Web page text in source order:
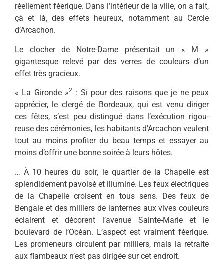
réellement féerique. Dans l’inté­rieur de la ville, on a fait,
çà et là, des effets heureux, notamment au Cercle
d’Arcachon.
Le clocher de Notre-Dame pré­sentait un « M »
gigantesque re­levé par des verres de couleurs d’un
effet très gracieux.
« La Gironde »2 : Si pour des raisons que je ne peux
apprécier, le clergé de Bordeaux, qui est venu diriger
ces fêtes, s’est peu distingué dans l’exécution rigou­
reuse des cérémonies, les habi­tants d’Arcachon veulent
tout au moins profiter du beau temps et essayer au
moins d’offrir une bon­ne soirée à leurs hôtes.
… À 10 heures du soir, le quar­tier de la Chapelle est
splendide­ment pavoisé et illuminé. Les feux électriques
de la Chapelle croisent en tous sens. Des feux de
Bengale et des milliers de lanternes aux vives couleurs
éclairent et décorent l’avenue Sainte-Marie et le
boulevard de l’Océan. L’aspect est vraiment féerique.
Les prome­neurs circulent par milliers, mais la retraite
aux flambeaux n’est pas dirigée sur cet endroit.